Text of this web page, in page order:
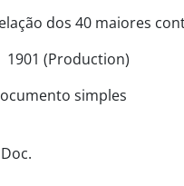
dos 40 maiores
1901 (Production)
simples